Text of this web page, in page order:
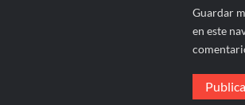
Guardar
en este